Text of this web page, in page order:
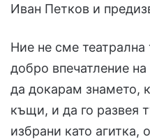
Иван Петков и
Ние не сме театрална
добро впечатление
да докарам знамето,
къщи, и да го развея
избрани като агитка,